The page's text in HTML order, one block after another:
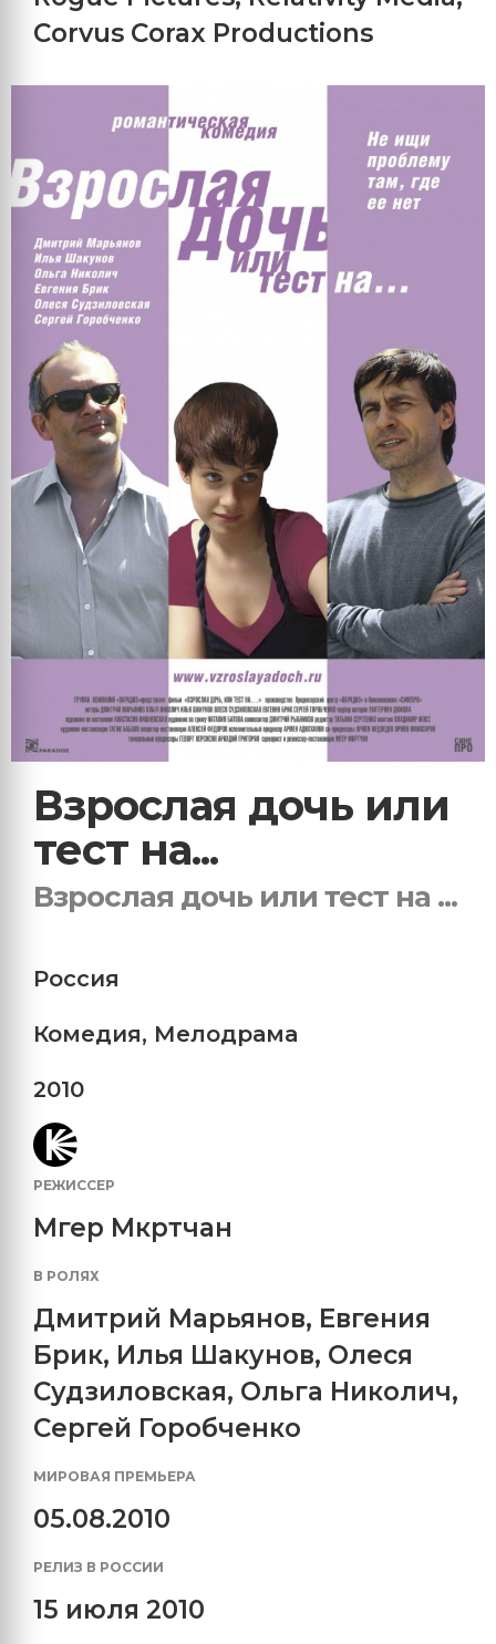
Corvus Corax Productions
Взрослая дочь или
тест на...
Взрослая дочь или тест на ...
Россия
Комедия, Мелодрама
2010
РЕЖИССЕР
Мгер Мкртчан
В РОЛЯХ
Дмитрий Марьянов, Евгения
Брик, Илья Шакунов, Олеся
Судзиловская, Ольга Николич,
Сергей Горобченко
МИРОВАЯ ПРЕМЬЕРА
05.08.2010
РЕЛИЗ В РОССИИ
15 июля 2010